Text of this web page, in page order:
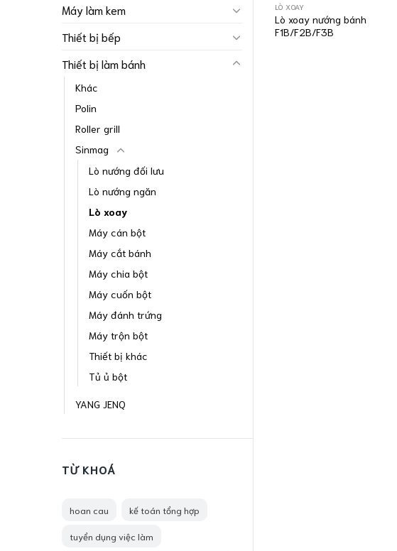
Máy làm kem
Thiết bị bếp
Thiết bị làm bánh
Khác
Polin
Roller grill
Sinmag
Lò nướng đối lưu
Lò nướng ngăn
Lò xoay
Máy cán bột
Máy cắt bánh
Máy chia bột
Máy cuốn bột
Máy đánh trứng
Máy trộn bột
Thiết bị khác
Tủ ủ bột
YANG JENQ
TỪ KHOÁ
hoan cau kế toán tổng hợp
tuyển dụng việc làm
LÒ XOAY
Lò xoay nướng bánh
F1B/F2B/F3B